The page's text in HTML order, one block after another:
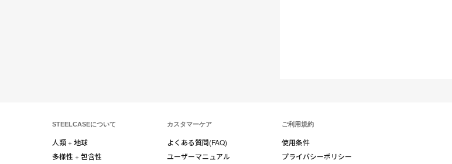
STEELCASEについて
人類 + 地球
多様性 + 包含性
カスタマーケア
よくある質問(FAQ)
ユーザーマニュアル
ご利用規約
使用条件
プライバシーポリシー